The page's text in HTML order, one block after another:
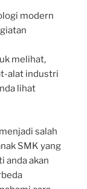
modern
melihat,
alat industri
lihat
salah
SMK yang
anda akan